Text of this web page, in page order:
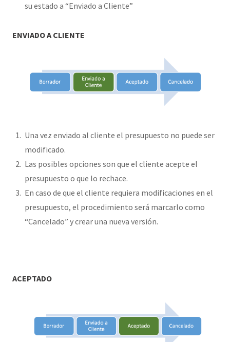
su estado a “Enviado a Cliente”
ENVIADO A CLIENTE
Una vez enviado al cliente el presupuesto no puede ser
modificado.
Las posibles opciones son que el cliente acepte el
presupuesto o que lo rechace.
En caso de que el cliente requiera modificaciones en el
presupuesto, el procedimiento será marcarlo como
“Cancelado” y crear una nueva versión.
ACEPTADO